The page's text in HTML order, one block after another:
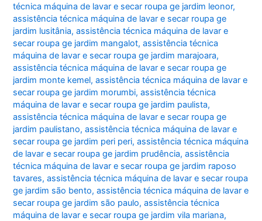
técnica máquina de lavar e secar roupa ge jardim leonor,
assistência técnica máquina de lavar e secar roupa ge
jardim lusitânia,assistência técnica máquina de lavar e
secar roupa ge jardim mangalot,assistência técnica
máquina de lavar e secar roupa ge jardim marajoara,
assistência técnica máquina de lavar e secar roupa ge
jardim monte kemel,assistência técnica máquina de lavar e
secar roupa ge jardim morumbi,assistência técnica
máquina de lavar e secar roupa ge jardim paulista,
assistência técnica máquina de lavar e secar roupa ge
jardim paulistano,assistência técnica máquina de lavar e
secar roupa ge jardim peri peri,assistência técnica máquina
de lavar e secar roupa ge jardim prudência,assistência
técnica máquina de lavar e secar roupa ge jardim raposo
tavares,assistência técnica máquina de lavar e secar roupa
ge jardim são bento,assistência técnica máquina de lavar e
secar roupa ge jardim são paulo,assistência técnica
máquina de lavar e secar roupa ge jardim vila mariana,